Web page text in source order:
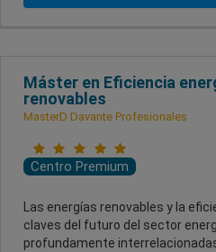
Máster en Eficiencia
renovables
MasterD Davante Profesionales
Centro Premium
Las energías renovables y la
claves del futuro del sector
profundamente